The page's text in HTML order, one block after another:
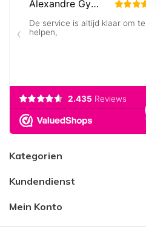
Kategorien
Kundendienst
Mein Konto